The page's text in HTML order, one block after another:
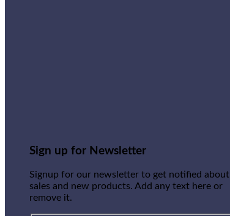
Sign up for Newsletter
Signup for our newsletter to get notified about
sales and new products. Add any text here or
remove it.